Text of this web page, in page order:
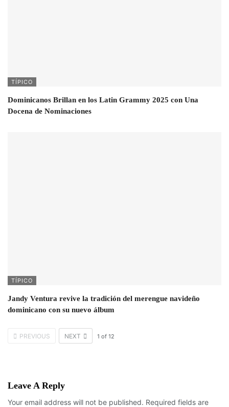
TÍPICO
Dominicanos Brillan en los Latin Grammy 2025 con Una
Docena de Nominaciones
TÍPICO
Jandy Ventura revive la tradición del merengue navideño
dominicano con su nuevo álbum
PREVIOUS NEXT 1 of 12
Leave A Reply
Your email address will not be published. Required fields are